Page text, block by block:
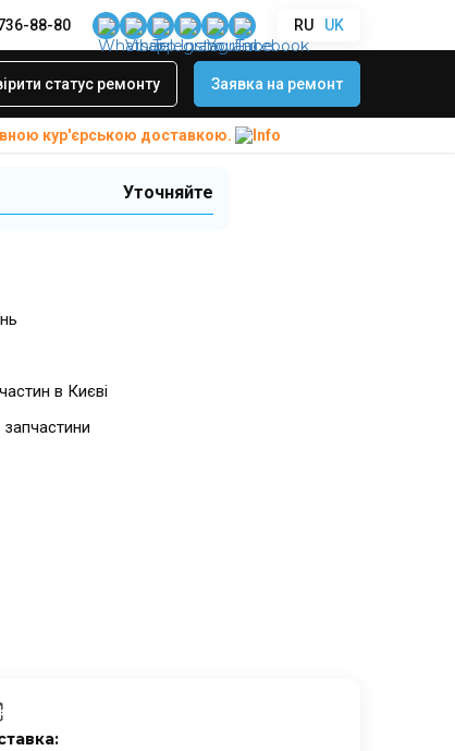
88-80 RU UK
статус ремонту Заявка на ремонт
кур'єрською доставкою.
динаміка
M5 10
Уточняйте
в Києві
запчастини